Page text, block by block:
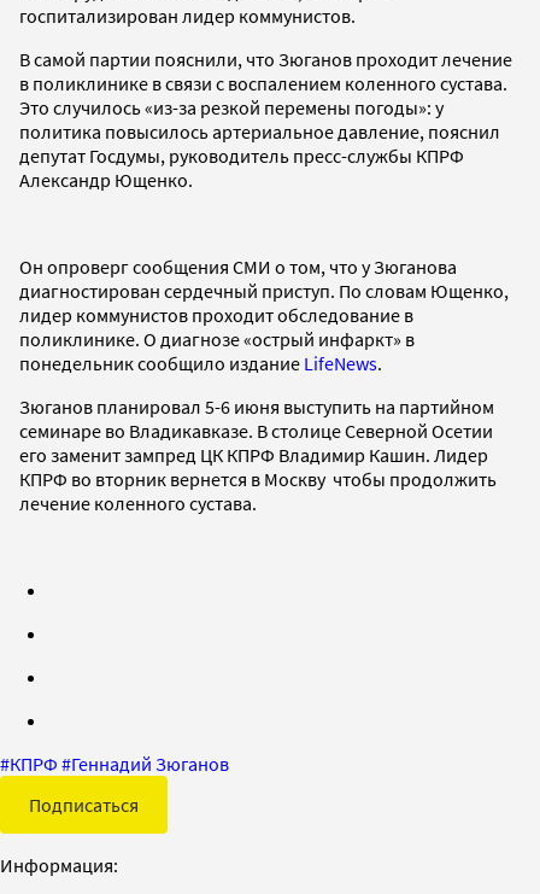
госпитализирован лидер коммунистов.
В самой партии пояснили, что Зюганов проходит лечение
в поликлинике в связи с воспалением коленного сустава.
Это случилось «из-за резкой перемены погоды»: у
политика повысилось артериальное давление, пояснил
депутат Госдумы, руководитель пресс-службы КПРФ
Александр Ющенко.
Он опроверг сообщения СМИ о том, что у Зюганова
диагностирован сердечный приступ. По словам Ющенко,
лидер коммунистов проходит обследование в
поликлинике. О диагнозе «острый инфаркт» в
понедельник сообщило издание LifeNews.
Зюганов планировал 5-6 июня выступить на партийном
семинаре во Владикавказе. В столице Северной Осетии
его заменит зампред ЦК КПРФ Владимир Кашин. Лидер
КПРФ во вторник вернется в Москву чтобы продолжить
лечение коленного сустава.
#КПРФ #Геннадий Зюганов
Подписаться
Информация: